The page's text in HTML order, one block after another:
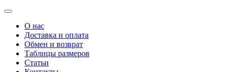
О нас
Доставка и оплата
Обмен и возврат
Таблицы размеров
Статьи